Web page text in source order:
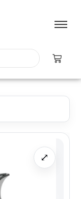
⤢